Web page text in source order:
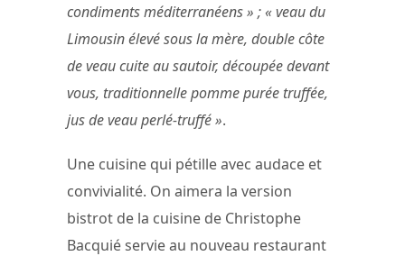
condiments méditerranéens » ; « veau du
Limousin élevé sous la mère, double côte
de veau cuite au sautoir, découpée devant
vous, traditionnelle pomme purée truffée,
jus de veau perlé-truffé ».
Une cuisine qui pétille avec audace et
convivialité. On aimera la version
bistrot de la cuisine de Christophe
Bacquié servie au nouveau restaurant